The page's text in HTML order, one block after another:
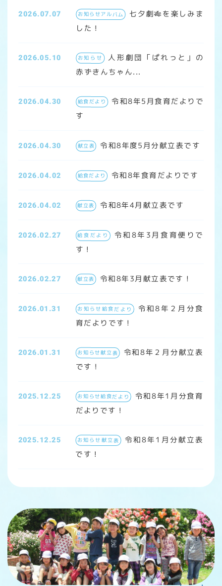
2026.07.07 お知らせアルバム 七夕劇🎋を楽しみま
した！
2026.05.10 お知らせ 人形劇団「ぱれっと」の
赤ずきんちゃん...
2026.04.30 給食だより 令和8年5月食育だよりで
す
2026.04.30 献立表 令和8年度5月分献立表です
2026.04.02 給食だより 令和8年食育だよりです
2026.04.02 献立表 令和8年4月献立表です
2026.02.27 給食だより 令和8年3月食育便りで
す！
2026.02.27 献立表 令和8年3月献立表です！
2026.01.31 お知らせ給食だより 令和8年２月分食
育だよりです！
2026.01.31 お知らせ献立表 令和8年２月分献立表
です！
2025.12.25 お知らせ給食だより 令和8年1月分食育
だよりです！
2025.12.25 お知らせ献立表 令和8年1月分献立表
です！